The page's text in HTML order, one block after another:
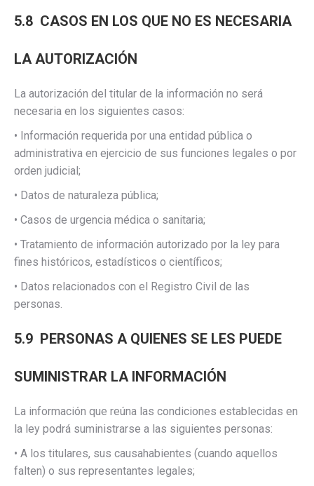
5.8 CASOS EN LOS QUE NO ES NECESARIA
LA AUTORIZACIÓN
La autorización del titular de la información no será
necesaria en los siguientes casos:
• Información requerida por una entidad pública o
administrativa en ejercicio de sus funciones legales o por
orden judicial;
• Datos de naturaleza pública;
• Casos de urgencia médica o sanitaria;
• Tratamiento de información autorizado por la ley para
fines históricos, estadísticos o científicos;
• Datos relacionados con el Registro Civil de las
personas.
5.9 PERSONAS A QUIENES SE LES PUEDE
SUMINISTRAR LA INFORMACIÓN
La información que reúna las condiciones establecidas en
la ley podrá suministrarse a las siguientes personas:
• A los titulares, sus causahabientes (cuando aquellos
falten) o sus representantes legales;